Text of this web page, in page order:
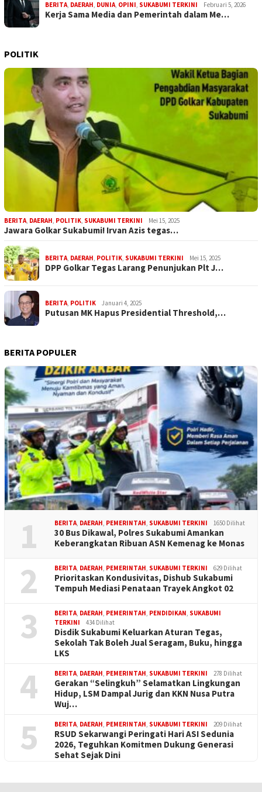
BERITA, DAERAH, DUNIA, OPINI, SUKABUMI TERKINI Februari 5, 2026
Kerja Sama Media dan Pemerintah dalam Me…
POLITIK
BERITA, DAERAH, POLITIK, SUKABUMI TERKINI Mei 15, 2025
Jawara Golkar Sukabumi! Irvan Azis tegas…
BERITA, DAERAH, POLITIK, SUKABUMI TERKINI Mei 15, 2025
DPP Golkar Tegas Larang Penunjukan Plt J…
BERITA, POLITIK Januari 4, 2025
Putusan MK Hapus Presidential Threshold,…
BERITA POPULER
1 BERITA, DAERAH, PEMERINTAH, SUKABUMI TERKINI 1650 Dilihat
30 Bus Dikawal, Polres Sukabumi Amankan
Keberangkatan Ribuan ASN Kemenag ke Monas
2 BERITA, DAERAH, PEMERINTAH, SUKABUMI TERKINI 629 Dilihat
Prioritaskan Kondusivitas, Dishub Sukabumi
Tempuh Mediasi Penataan Trayek Angkot 02
3 BERITA, DAERAH, PEMERINTAH, PENDIDIKAN, SUKABUMI
TERKINI
434 Dilihat
Disdik Sukabumi Keluarkan Aturan Tegas,
Sekolah Tak Boleh Jual Seragam, Buku, hingga
LKS
4 BERITA, DAERAH, PEMERINTAH, SUKABUMI TERKINI 278 Dilihat
Gerakan “Selingkuh” Selamatkan Lingkungan
Hidup, LSM Dampal Jurig dan KKN Nusa Putra
Wuj…
5 BERITA, DAERAH, PEMERINTAH, SUKABUMI TERKINI 209 Dilihat
RSUD Sekarwangi Peringati Hari ASI Sedunia
2026, Teguhkan Komitmen Dukung Generasi
Sehat Sejak Dini